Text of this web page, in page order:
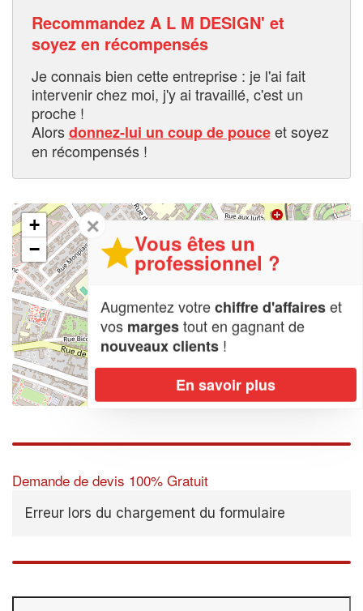
Recommandez A L M DESIGN' et
soyez en récompensés
Je connais bien cette entreprise : je l'ai fait
intervenir chez moi, j'y ai travaillé, c'est un
proche !
Alorsdonnez-lui un coup de pouceet soyez
en récompensés !
+
−
Leaflet| Map data ©OpenStreetMap contributors,CC-BY-SA
Demande de devis 100% Gratuit
Erreur lors du chargement du formulaire
✕
Vous êtes un
professionnel ?
Augmentez votrechiffre d'affaireset
vos margestout en gagnant de
nouveaux clients !
En savoir plus